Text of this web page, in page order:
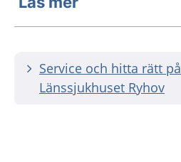
Service och hitta rätt på
Länssjukhuset Ryhov